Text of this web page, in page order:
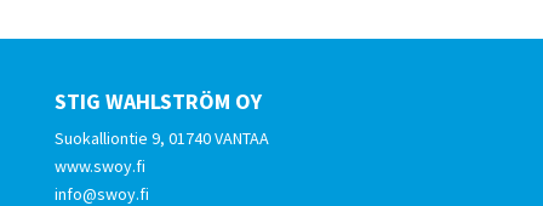
STIG WAHLSTRÖM OY
Suokalliontie 9, 01740 VANTAA
www.swoy.fi
info@swoy.fi